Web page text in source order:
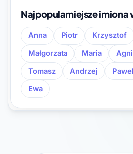
Najpopularniejsze imiona
Anna Piotr Krzysztof
Małgorzata
Maria
Tomasz
Andrzej Paweł
Ewa